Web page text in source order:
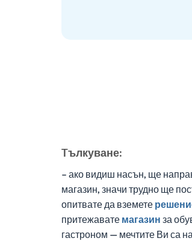
Tълкуване:
– ако видиш насън, ще
магазин, значи трудно ще
опитвате да вземете
притежавате магазин за
гастроном — мечтите Ви са